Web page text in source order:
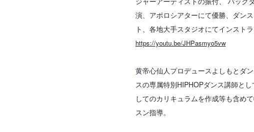
演、アポロシアターにて優勝、ダン
ト、各地大手スタジオにてインストラ
https://youtu.be/JHPasmyo5vw
黄帝心仙人プロデュースよしもとダ
スの専属特別HIPHOPダンス講師と
してのカリキュラムを作成等も含め
スン指導。